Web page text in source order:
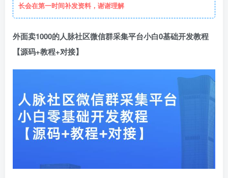
长会在第一时间补发资料，谢谢理解
外面卖1000的人脉社区微信群采集平台小白0基础开发教程
【源码+教程+对接】